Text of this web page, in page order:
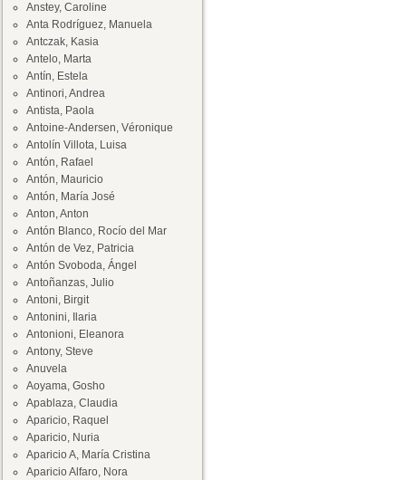
Anstey, Caroline
Anta Rodríguez, Manuela
Antczak, Kasia
Antelo, Marta
Antín, Estela
Antinori, Andrea
Antista, Paola
Antoine-Andersen, Véronique
Antolín Villota, Luisa
Antón, Rafael
Antón, Mauricio
Antón, María José
Anton, Anton
Antón Blanco, Rocío del Mar
Antón de Vez, Patricia
Antón Svoboda, Ángel
Antoñanzas, Julio
Antoni, Birgit
Antonini, Ilaria
Antonioni, Eleanora
Antony, Steve
Anuvela
Aoyama, Gosho
Apablaza, Claudia
Aparicio, Raquel
Aparicio, Nuria
Aparicio A, María Cristina
Aparicio Alfaro, Nora